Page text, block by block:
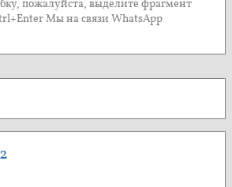
пожалуйста, выделите фрагмент
Мы на связи WhatsApp